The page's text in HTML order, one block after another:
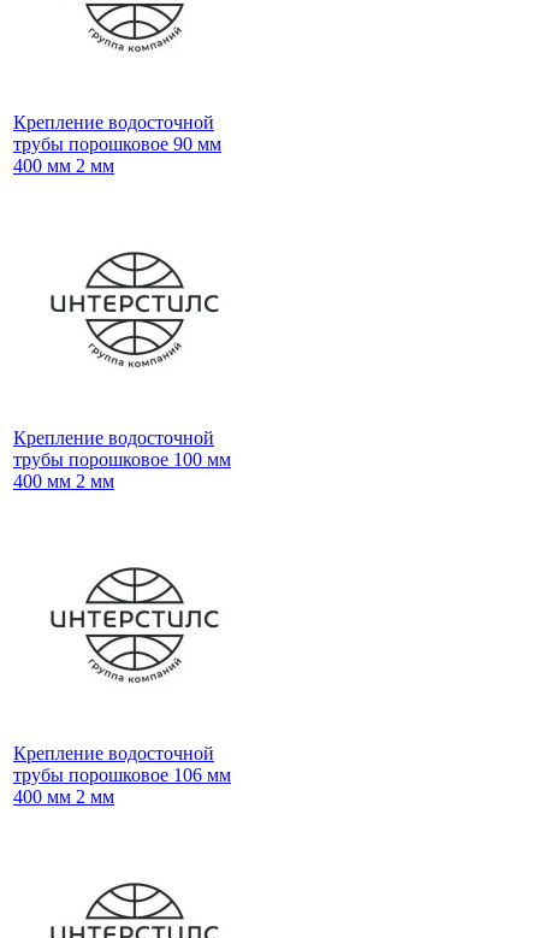
Крепление водосточной
трубы порошковое 90 мм
400 мм 2 мм
Крепление водосточной
трубы порошковое 100 мм
400 мм 2 мм
Крепление водосточной
трубы порошковое 106 мм
400 мм 2 мм